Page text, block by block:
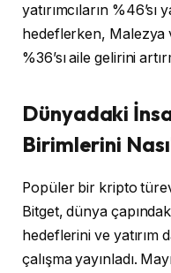
yatırımcıların
hedeflerken, Malezya
%36’sı aile gelirini
Dünyadaki
Birimlerini
Popüler bir kripto
Bitget, dünya
hedeflerini ve yatırım
çalışma yayınladı.